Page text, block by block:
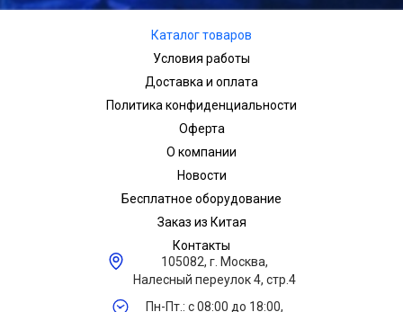
Каталог товаров
Условия работы
Доставка и оплата
Политика конфиденциальности
Оферта
О компании
Новости
Бесплатное оборудование
Заказ из Китая
Контакты
105082, г. Москва,
Налесный переулок 4, стр.4
Пн-Пт.: с 08:00 до 18:00,